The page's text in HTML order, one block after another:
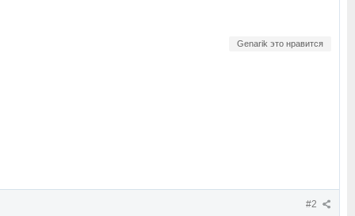
Genarik это нравится
#2